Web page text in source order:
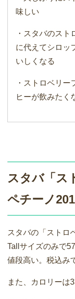
味しい
・スタバのス
に代えてシロッ
いしくなる
・ストロベリ
ヒーが飲みたく
スタバ「ス
ペチーノ
スタバの「ストロ
Tallサイズのみで
値段高い。税込み
また、カロリーは